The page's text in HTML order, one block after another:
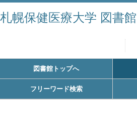
札幌保健医療大学 図書館
図書館トップへ
フリーワード検索